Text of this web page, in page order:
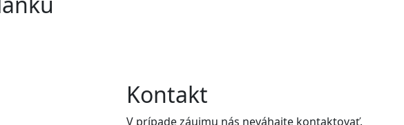
Kontakt
V prípade záujmu nás neváhajte kontaktovať.